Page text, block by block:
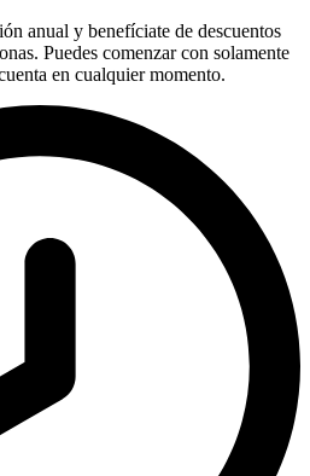
anual y benefíciate de descuentos
Puedes comenzar con solamente
en cualquier momento.